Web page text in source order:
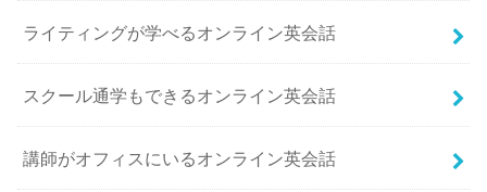
ライティングが学べるオンライン英会話
スクール通学もできるオンライン英会話
講師がオフィスにいるオンライン英会話